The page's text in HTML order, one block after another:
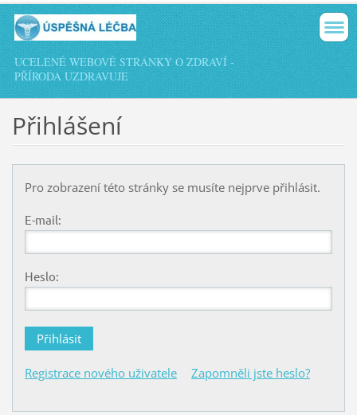
UCELENÉ WEBOVÉ STRÁNKY O ZDRAVÍ -
PŘÍRODA UZDRAVUJE
Přihlášení
Pro zobrazení této stránky se musíte nejprve přihlásit.
E-mail:
Heslo:
Registrace nového uživatele Zapomněli jste heslo?